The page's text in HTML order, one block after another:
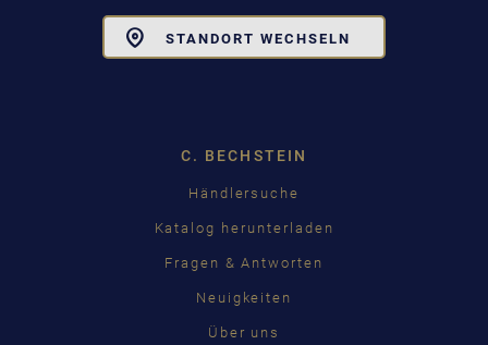
STANDORT WECHSELN
C. BECHSTEIN
Händlersuche
Katalog herunterladen
Fragen & Antworten
Neuigkeiten
Über uns